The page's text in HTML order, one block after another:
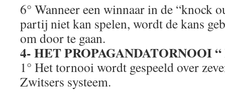
6° Wanneer een winnaar in de “knock
partij niet kan spelen, wordt de kans
om door te gaan.
4- HET PROPAGANDATORNOOI
1° Het tornooi wordt gespeeld over
Zwitsers systeem.